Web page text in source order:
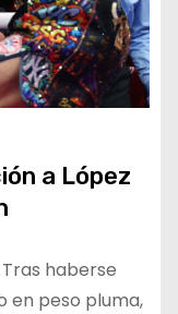
a López
haberse
en peso pluma,